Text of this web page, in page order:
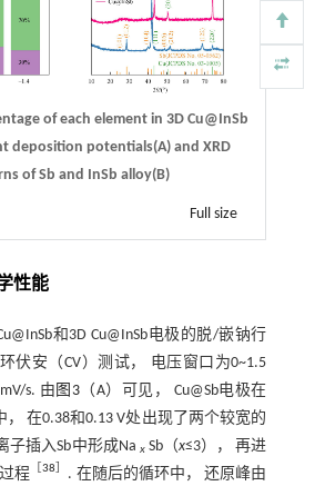
of each element in 3D Cu@InSb
deposition potentials(A) and XRD
of Sb and InSb alloy(B)
Full size
性能
和3D Cu@InSb电极的脱/嵌钠行
伏安（CV）测试， 电压窗口为0~1.5
s. 由 图3（A）可见， Cu@Sb电极在
在0.38和0.13 V处出现了两个较宽的
子插入Sb中形成Na xSb（x≤3）， 再进
程 ［38］ . 在随后的循环中， 还原峰由